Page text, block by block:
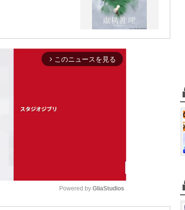
arrow_forward_ios このニュースを見る
Powered by GliaStudios